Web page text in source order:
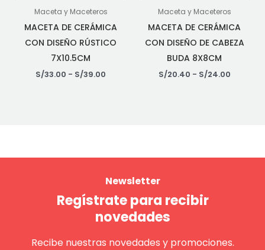
Maceta y Maceteros
MACETA DE CERÁMICA
CON DISEÑO RÚSTICO
7X10.5CM
S/33.00 - S/39.00
Maceta y Maceteros
MACETA DE CERÁMICA
CON DISEÑO DE CABEZA
BUDA 8X8CM
S/20.40 - S/24.00
Newsletter
Regístrate para recibir
novedades
Recibe nuestras novedades y promociones.